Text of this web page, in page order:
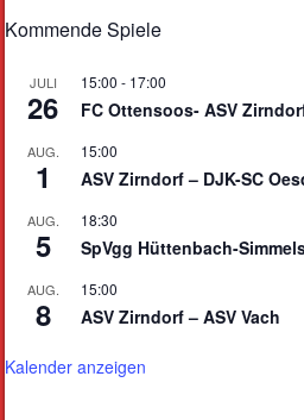
Kommende Spiele
JULI
26
15:00 - 17:00
FC Ottensoos- ASV
AUG.
1
15:00
ASV Zirndorf – DJK-SC
AUG.
5
18:30
SpVgg Hüttenbach-
AUG.
8
15:00
ASV Zirndorf – ASV Vach
Kalender anzeigen